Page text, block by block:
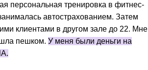
персональная тренировка в фитнес-
автострахованием. Затем
клиентами в другом зале до 22. Мне
шла пешком. У меня были деньги на